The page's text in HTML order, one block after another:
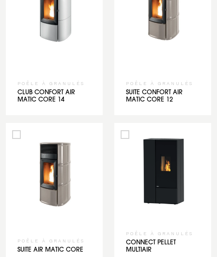
POÊLE À GRANULÉS
CLUB CONFORT AIR
MATIC CORE 14
POÊLE À GRANULÉS
SUITE CONFORT AIR
MATIC CORE 12
POÊLE À GRANULÉS
SUITE AIR MATIC CORE
POÊLE À GRANULÉS
CONNECT PELLET
MULTIAIR